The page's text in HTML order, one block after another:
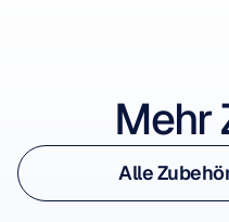
Mehr
InsightAlle
Alle